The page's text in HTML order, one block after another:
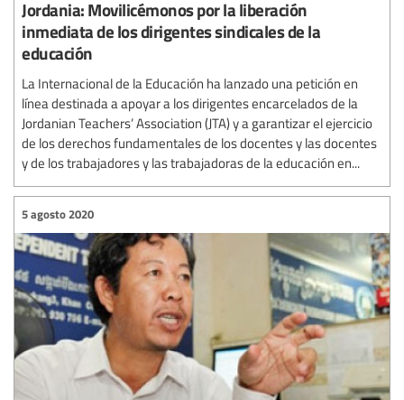
Jordania: Movilicémonos por la liberación
inmediata de los dirigentes sindicales de la
educación
La Internacional de la Educación ha lanzado una petición en
línea destinada a apoyar a los dirigentes encarcelados de la
Jordanian Teachers’ Association (JTA) y a garantizar el ejercicio
de los derechos fundamentales de los docentes y las docentes
y de los trabajadores y las trabajadoras de la educación en...
5 agosto 2020